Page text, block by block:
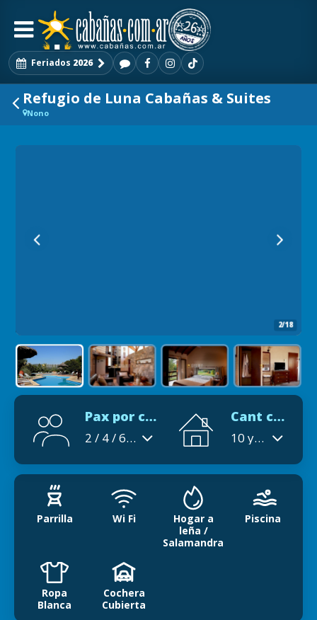
Feriados 2026
Refugio de Luna Cabañas & Suites
Nono
2/18
Pax por cabaña
2 / 4 / 6 / 7
Cant cabañas
10 y 4 Suites
Parrilla Wi Fi
Hogar a
leña /
Salamandra
Piscina
Ropa
Blanca
Cochera
Cubierta